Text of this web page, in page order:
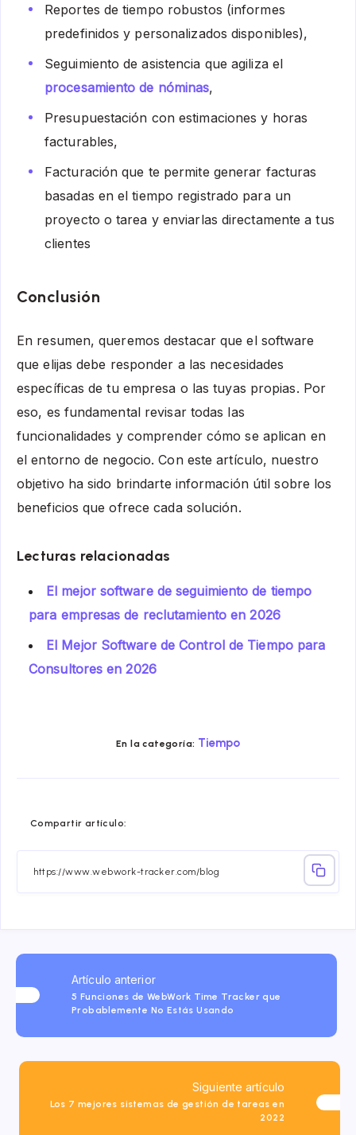
Reportes de tiempo robustos (informes
predefinidos y personalizados disponibles),
Seguimiento de asistencia que agiliza el
procesamiento de nóminas,
Presupuestación con estimaciones y horas
facturables,
Facturación que te permite generar facturas
basadas en el tiempo registrado para un
proyecto o tarea y enviarlas directamente a tus
clientes
Conclusión
En resumen, queremos destacar que el software
que elijas debe responder a las necesidades
específicas de tu empresa o las tuyas propias. Por
eso, es fundamental revisar todas las
funcionalidades y comprender cómo se aplican en
el entorno de negocio. Con este artículo, nuestro
objetivo ha sido brindarte información útil sobre los
beneficios que ofrece cada solución.
Lecturas relacionadas
El mejor software de seguimiento de tiempo
para empresas de reclutamiento en 2026
El Mejor Software de Control de Tiempo para
Consultores en 2026
En la categoría: Tiempo
Compartir artículo:
Email
Artículo anterior
5 Funciones de WebWork Time Tracker que
Probablemente No Estás Usando
Siguiente artículo
Los 7 mejores sistemas de gestión de tareas en
2022